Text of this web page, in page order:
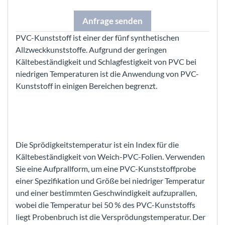
Anfrage senden
PVC-Kunststoff ist einer der fünf synthetischen
Allzweckkunststoffe. Aufgrund der geringen
Kältebeständigkeit und Schlagfestigkeit von PVC bei
niedrigen Temperaturen ist die Anwendung von PVC-
Kunststoff in einigen Bereichen begrenzt.
Die Sprödigkeitstemperatur ist ein Index für die
Kältebeständigkeit von Weich-PVC-Folien. Verwenden
Sie eine Aufprallform, um eine PVC-Kunststoffprobe
einer Spezifikation und Größe bei niedriger Temperatur
und einer bestimmten Geschwindigkeit aufzuprallen,
wobei die Temperatur bei 50 % des PVC-Kunststoffs
liegt Probenbruch ist die Versprödungstemperatur. Der